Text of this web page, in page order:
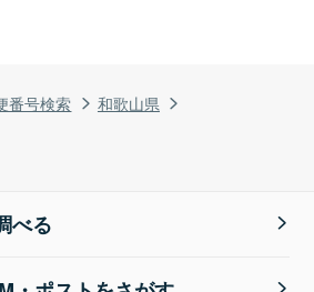
番号検索
和歌山県
べる